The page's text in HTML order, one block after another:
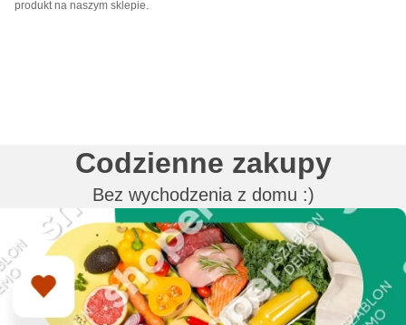
produkt na naszym sklepie.
Codzienne zakupy
Bez wychodzenia z domu :)